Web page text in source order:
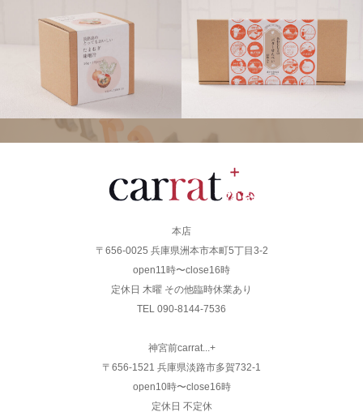
本店
〒656-0025 兵庫県洲本市本町5丁目3-2
open11時〜close16時
定休日 木曜 その他臨時休業あり
TEL 090-8144-7536
神宮前carrat...+
〒656-1521 兵庫県淡路市多賀732-1
open10時〜close16時
定休日 不定休